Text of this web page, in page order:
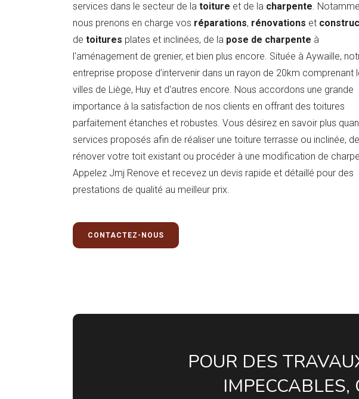
services dans le secteur de la toiture et de la charpente.
nous prenons en charge vos réparations, rénovations et
de toitures plates et inclinées, de la pose de charpente à
l'aménagement de grenier, et bien plus encore. Située à Aywaille,
entreprise propose d’intervenir dans un rayon de 20km comprenant
villes de Liège, Huy et d'autres encore. Nous accordons une grande
importance à la satisfaction de nos clients en offrant des toitures
parfaitement étanches et robustes. Vous désirez en savoir plus
services proposés afin de réaliser une toiture terrasse ou inclinée, de
rénover votre toit existant ou procéder à une modification de
Appelez Jmj Renove et recevez un devis rapide et détaillé pour des
prestations de qualité au meilleur prix.
CONTACTEZ-NOUS
POUR DES
IMPECCABLES,